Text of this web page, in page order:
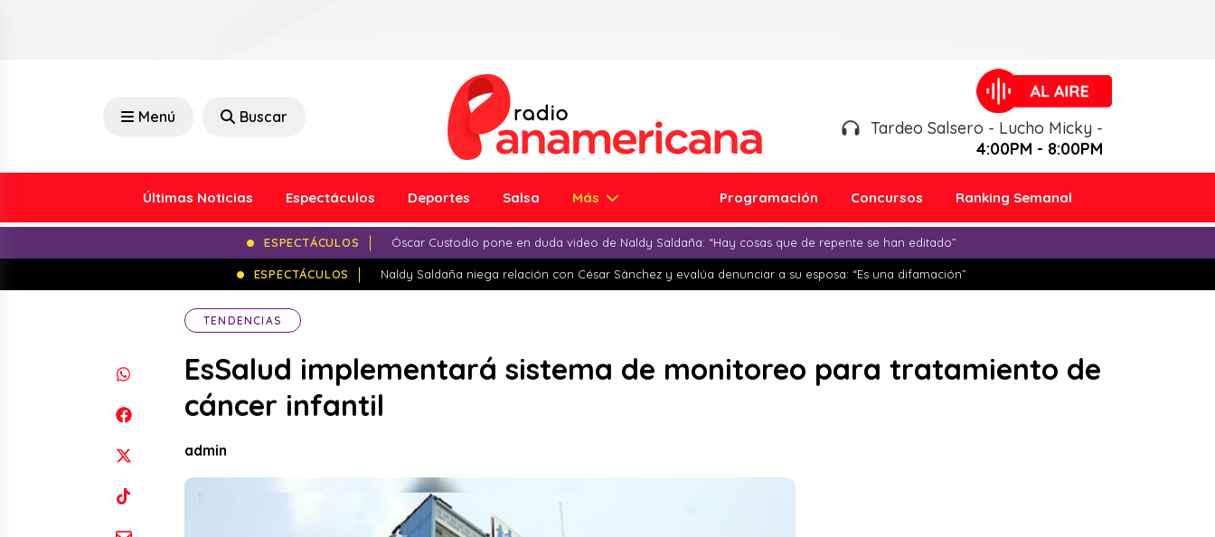
Menú Buscar
Tardeo Salsero - Lucho Micky -
4:00PM - 8:00PM
Últimas Noticias Espectáculos Deportes Salsa Más Programación Concursos Ranking Semanal
ESPECTÁCULOS Óscar Custodio pone en duda video de Naldy Saldaña: “Hay cosas que de repente se han editado”
ESPECTÁCULOS Naldy Saldaña niega relación con César Sánchez y evalúa denunciar a su esposa: “Es una difamación”
TENDENCIAS
EsSalud implementará sistema de monitoreo para tratamiento de
cáncer infantil
admin